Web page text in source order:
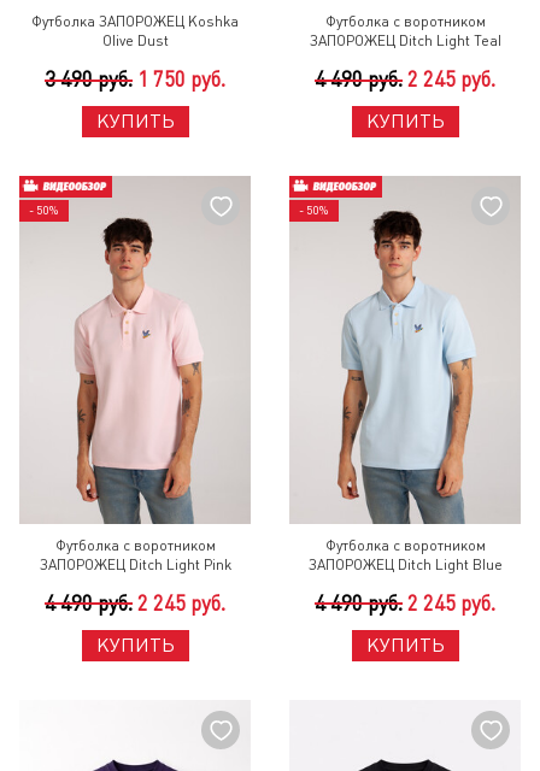
Футболка ЗАПОРОЖЕЦ Koshka
Olive Dust
3 490 руб. 1 750 руб.
КУПИТЬ
Футболка с воротником
ЗАПОРОЖЕЦ Ditch Light Teal
4 490 руб. 2 245 руб.
КУПИТЬ
- 50%
Футболка с воротником
ЗАПОРОЖЕЦ Ditch Light Pink
4 490 руб. 2 245 руб.
КУПИТЬ
- 50%
Футболка с воротником
ЗАПОРОЖЕЦ Ditch Light Blue
4 490 руб. 2 245 руб.
КУПИТЬ